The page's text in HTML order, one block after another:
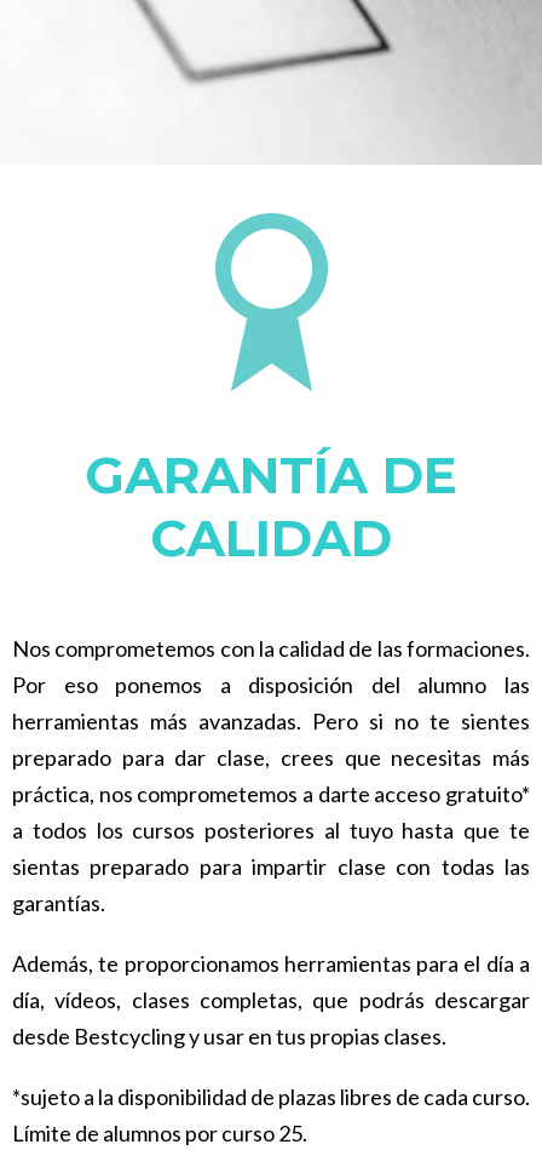
GARANTÍA DE
CALIDAD
Nos comprometemos con la calidad de las formaciones.
Por eso ponemos a disposición del alumno las
herramientas más avanzadas. Pero si no te sientes
preparado para dar clase, crees que necesitas más
práctica, nos comprometemos a darte acceso gratuito*
a todos los cursos posteriores al tuyo hasta que te
sientas preparado para impartir clase con todas las
garantías.
Además, te proporcionamos herramientas para el día a
día, vídeos, clases completas, que podrás descargar
desde Bestcycling y usar en tus propias clases.
*sujeto a la disponibilidad de plazas libres de cada curso.
Límite de alumnos por curso 25.